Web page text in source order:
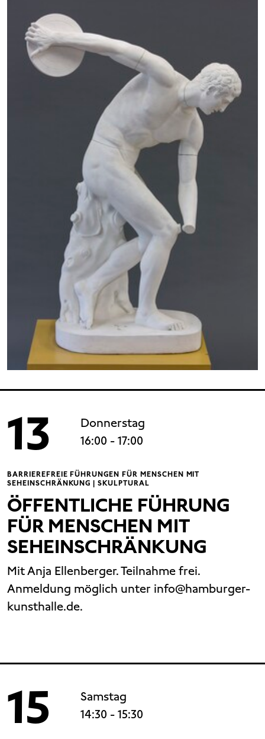
13
Donnerstag
16:00 - 17:00
BARRIEREFREIE FÜHRUNGEN FÜR MENSCHEN MIT
SEHEINSCHRÄNKUNG | SKULPTURAL
ÖFFENTLICHE FÜHRUNG
FÜR MENSCHEN MIT
SEHEINSCHRÄNKUNG
Mit Anja Ellenberger. Teilnahme frei.
Anmeldung möglich unter info@hamburger-
kunsthalle.de.
15
Samstag
14:30 - 15:30